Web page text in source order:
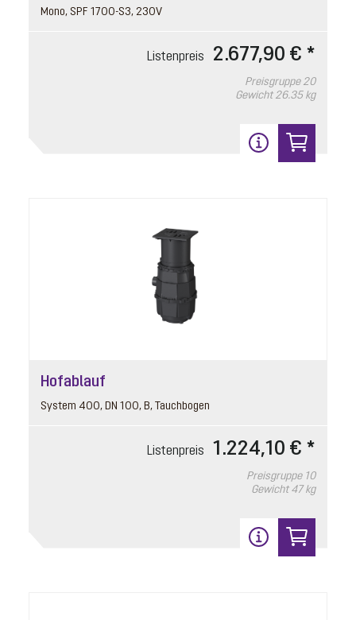
Mono, SPF 1700-S3, 230V
Listenpreis 2.677,90 € *
Preisgruppe 20
Gewicht 26.35 kg
Hofablauf
System 400, DN 100, B, Tauchbogen
Listenpreis 1.224,10 € *
Preisgruppe 10
Gewicht 47 kg